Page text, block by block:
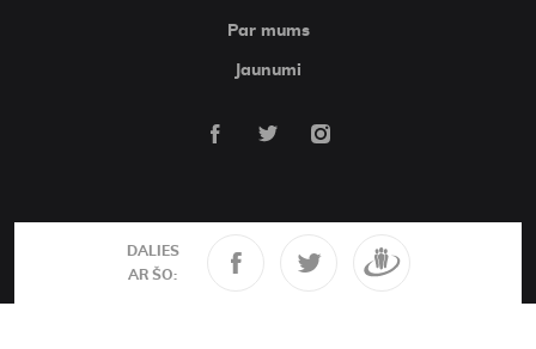
DALIES
AR ŠO:
Par mums
Jaunumi